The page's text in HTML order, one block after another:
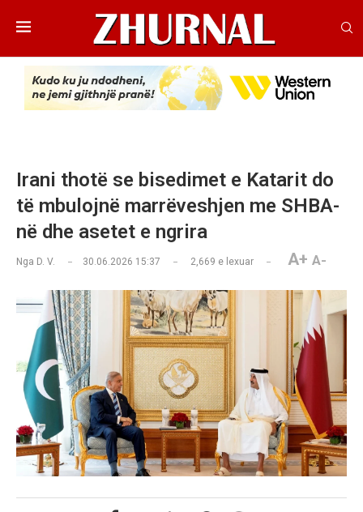
Irani thotë se bisedimet e Katarit do
të mbulojnë marrëveshjen me SHBA-
në dhe asetet e ngrira
Nga D. V. 30.06.2026 15:37 2,669 e lexuar A+ A-